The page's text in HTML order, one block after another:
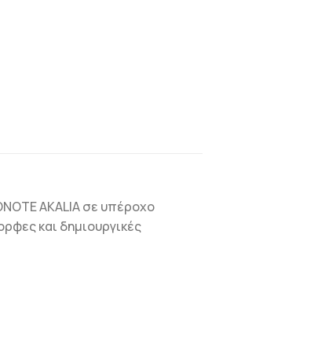
AKALIA σε υπέροχο
και δημιουργικές